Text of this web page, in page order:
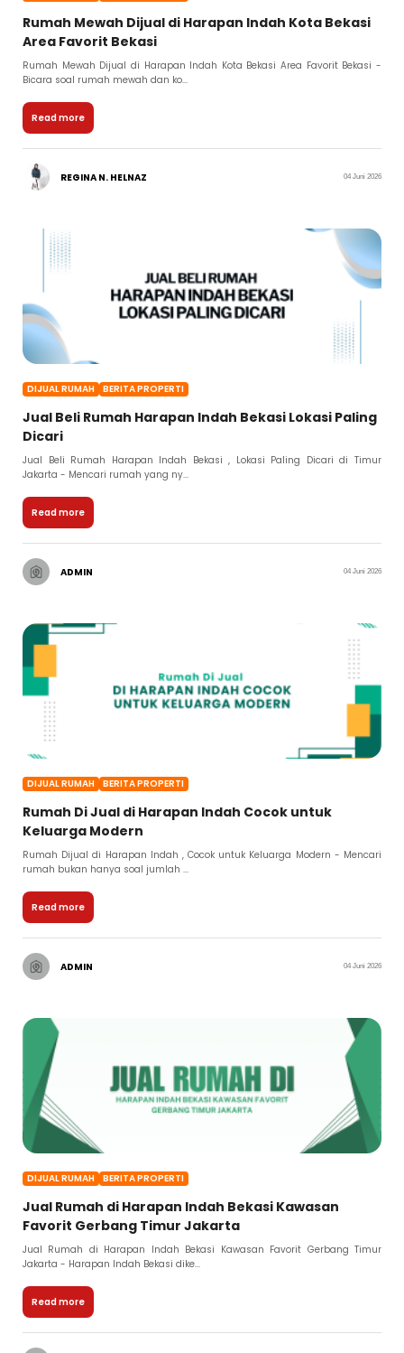
Rumah Mewah Dijual di Harapan Indah Kota Bekasi
Area Favorit Bekasi
Rumah Mewah Dijual di Harapan Indah Kota Bekasi Area Favorit Bekasi -
Bicara soal rumah mewah dan ko...
Read more
REGINA N. HELNAZ 04 Juni 2026
DIJUAL RUMAH BERITA PROPERTI
Jual Beli Rumah Harapan Indah Bekasi Lokasi Paling
Dicari
Jual Beli Rumah Harapan Indah Bekasi , Lokasi Paling Dicari di Timur
Jakarta - Mencari rumah yang ny...
Read more
ADMIN 04 Juni 2026
DIJUAL RUMAH BERITA PROPERTI
Rumah Di Jual di Harapan Indah Cocok untuk
Keluarga Modern
Rumah Dijual di Harapan Indah , Cocok untuk Keluarga Modern - Mencari
rumah bukan hanya soal jumlah ...
Read more
ADMIN 04 Juni 2026
DIJUAL RUMAH BERITA PROPERTI
Jual Rumah di Harapan Indah Bekasi Kawasan
Favorit Gerbang Timur Jakarta
Jual Rumah di Harapan Indah Bekasi Kawasan Favorit Gerbang Timur
Jakarta - Harapan Indah Bekasi dike...
Read more